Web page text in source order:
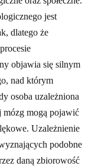
jest
dlatego że
objawia się silnym
nad którym
osoba uzależniona
mózg mogą pojawić
Uzależnienie
podobne
daną zbiorowość